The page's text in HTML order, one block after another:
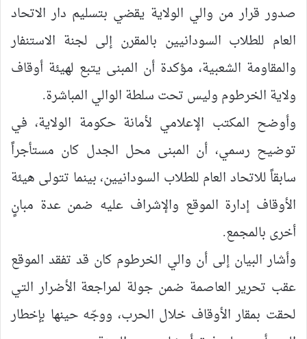
صدور قرار من والي الولاية يقضي بتسليم دار الاتحاد
العام للطلاب السودانيين بالمقرن إلى لجنة الاستنفار
والمقاومة الشعبية، مؤكدة أن المبنى يتبع لهيئة أوقاف
ولاية الخرطوم وليس تحت سلطة الوالي المباشرة.
وأوضح المكتب الإعلامي لأمانة حكومة الولاية، في
توضيح رسمي، أن المبنى محل الجدل كان مستأجراً
سابقاً للاتحاد العام للطلاب السودانيين، بينما تتولى هيئة
الأوقاف إدارة الموقع والإشراف عليه ضمن عدة مبانٍ
أخرى بالمجمع.
وأشار البيان إلى أن والي الخرطوم كان قد تفقد الموقع
عقب تحرير العاصمة ضمن جولة لمراجعة الأضرار التي
لحقت بمقار الأوقاف خلال الحرب، ووجّه حينها بإخطار